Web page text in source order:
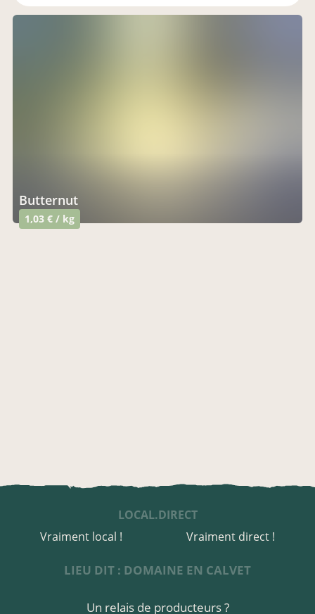
butternut
1,03 € / kg
LOCAL.DIRECT
Vraiment local !
Vraiment direct !
LIEU DIT : DOMAINE EN CALVET
Un relais de producteurs ?